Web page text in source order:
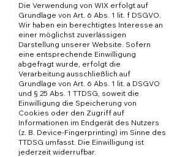
Die Verwendung von WIX erfolgt auf
Grundlage von Art. 6 Abs. 1 lit. f DSGVO.
Wir haben ein berechtigtes Interesse an
einer möglichst zuverlässigen
Darstellung unserer Website. Sofern
eine entsprechende Einwilligung
abgefragt wurde, erfolgt die
Verarbeitung ausschließlich auf
Grundlage von Art. 6 Abs. 1 lit. a DSGVO
und § 25 Abs. 1 TTDSG, soweit die
Einwilligung die Speicherung von
Cookies oder den Zugriff auf
Informationen im Endgerät des Nutzers
(z. B. Device-Fingerprinting) im Sinne des
TTDSG umfasst. Die Einwilligung ist
jederzeit widerrufbar.